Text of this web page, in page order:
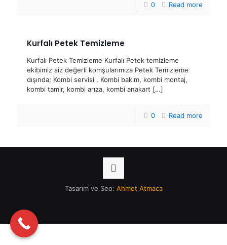
0 Read more
Kurfalı Petek Temizleme
Kurfalı Petek Temizleme Kurfalı Petek temizleme
ekibimiz siz değerli komşularımıza Petek Temizleme
dışında; Kombi servisi , Kombi bakım, kombi montaj,
kombi tamir, kombi arıza, kombi anakart […]
0 Read more
Tasarım ve Seo: Ahmet Atmaca